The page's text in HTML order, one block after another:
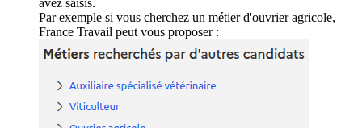
Par exemple si vous cherchez un métier d'ouvrier agricole,
France Travail peut vous proposer :